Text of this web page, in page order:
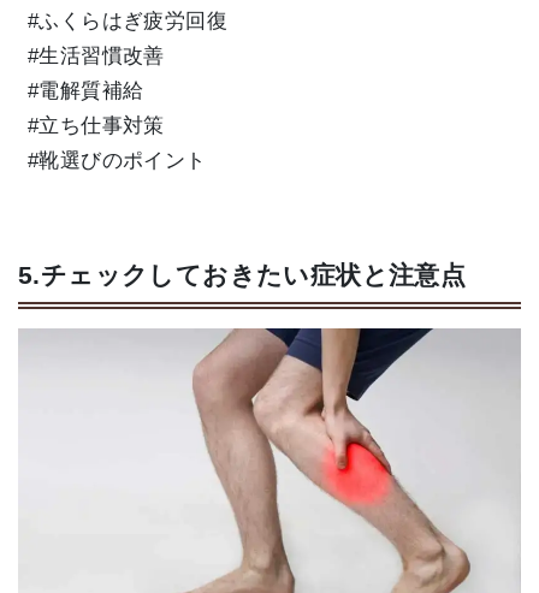
#ふくらはぎ疲労回復
#生活習慣改善
#電解質補給
#立ち仕事対策
#靴選びのポイント
5.チェックしておきたい症状と注意点